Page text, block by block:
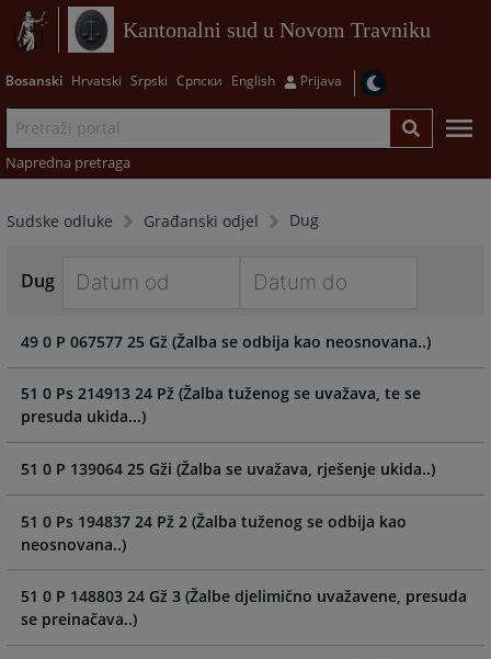
Kantonalni sud u Novom Travniku
Bosanski Hrvatski Srpski Српски English Prijava
Napredna pretraga
Sudske odluke Građanski odjel Dug
Dug
forward
to
interact
with
the
calendar
select
the
question
forward
to
interact
the
calendar
select
the
49 0 P 067577 25 Gž (Žalba se odbija kao neosnovana..)
51 0 Ps 214913 24 Pž (Žalba tuženog se uvažava, te se
presuda ukida...)
51 0 P 139064 25 Gži (Žalba se uvažava, rješenje ukida..)
51 0 Ps 194837 24 Pž 2 (Žalba tuženog se odbija kao
neosnovana..)
51 0 P 148803 24 Gž 3 (Žalbe djelimično uvažavene, presuda
se preinačava..)